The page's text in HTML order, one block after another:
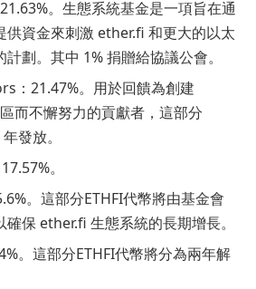
。生態系統基金是一項旨在通
供資金來刺激 ether.fi 和更大的以太
劃。其中 1% 捐贈給協議公會。
：21.47%。用於回饋為創建
而不懈努力的貢獻者，這部分
發放。
。
。這部分ETHFI代幣將由基金會
保 ether.fi 生態系統的長期增長。
。這部分ETHFI代幣將分為兩年解